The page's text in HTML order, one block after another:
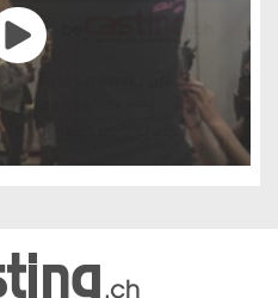
facilitent l'utilisation du site,
sécurité du site internet.
de cookies pour chaque